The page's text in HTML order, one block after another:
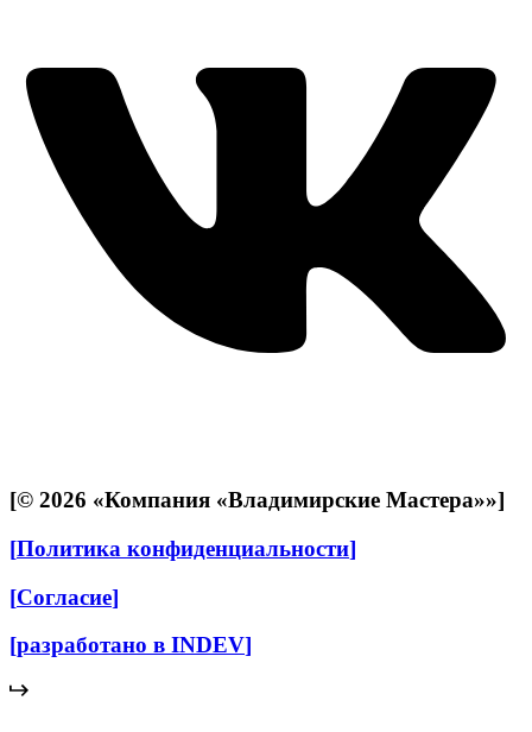
[© 2026 «Компания «Владимирские Мастера»»]
[Политика конфиденциальности]
[Согласие]
[разработано в INDEV]